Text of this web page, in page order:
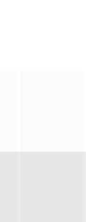
深的恐惧